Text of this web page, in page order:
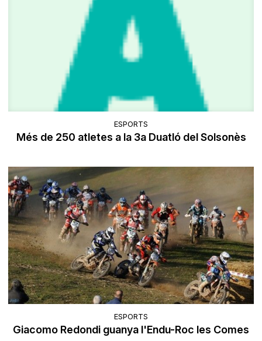
ESPORTS
Més de 250 atletes a la 3a Duatló del Solsonès
ESPORTS
Giacomo Redondi guanya l'Endu-Roc les Comes